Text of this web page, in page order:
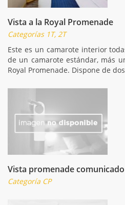
Vista a la Royal Promenade
Categorías 1T, 2T
Este es un camarote interior
de un camarote estándar, más
Royal Promenade. Dispone de
Vista promenade comunicado
Categoría CP